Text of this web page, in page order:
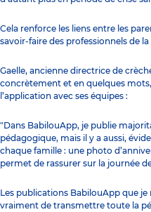
Cela renforce les liens entre les
savoir-faire des professionnels de
Gaelle, ancienne directrice de
concrètement et en quelques
l’application avec ses équipes :
"Dans BabilouApp, je publie
pédagogique, mais il y a aussi,
chaque famille : une photo
permet de rassurer sur la journée
Les publications BabilouApp que
vraiment de transmettre toute la